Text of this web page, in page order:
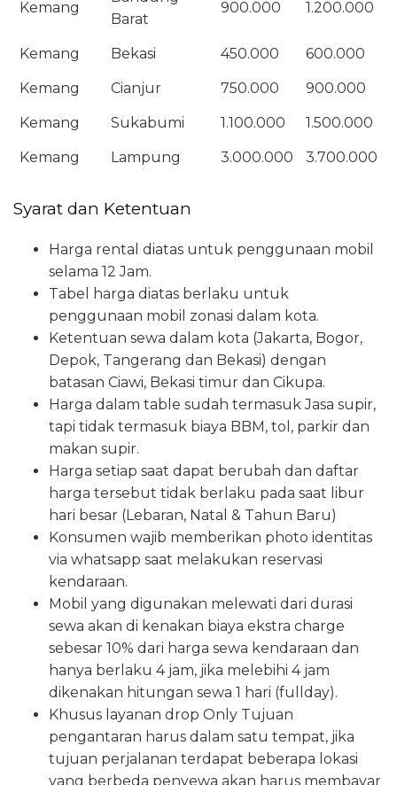
Kemang
Barat
900.000 1.200.000
Kemang Bekasi 450.000 600.000
Kemang Cianjur 750.000 900.000
Kemang Sukabumi 1.100.000 1.500.000
Kemang Lampung 3.000.000 3.700.000
Syarat dan Ketentuan
Harga rental diatas untuk penggunaan mobil
selama 12 Jam.
Tabel harga diatas berlaku untuk
penggunaan mobil zonasi dalam kota.
Ketentuan sewa dalam kota (Jakarta, Bogor,
Depok, Tangerang dan Bekasi) dengan
batasan Ciawi, Bekasi timur dan Cikupa.
Harga dalam table sudah termasuk Jasa supir,
tapi tidak termasuk biaya BBM, tol, parkir dan
makan supir.
Harga setiap saat dapat berubah dan daftar
harga tersebut tidak berlaku pada saat libur
hari besar (Lebaran, Natal & Tahun Baru)
Konsumen wajib memberikan photo identitas
via whatsapp saat melakukan reservasi
kendaraan.
Mobil yang digunakan melewati dari durasi
sewa akan di kenakan biaya ekstra charge
sebesar 10% dari harga sewa kendaraan dan
hanya berlaku 4 jam, jika melebihi 4 jam
dikenakan hitungan sewa 1 hari (fullday).
Khusus layanan drop Only Tujuan
pengantaran harus dalam satu tempat, jika
tujuan perjalanan terdapat beberapa lokasi
yang berbeda penyewa akan harus membayar